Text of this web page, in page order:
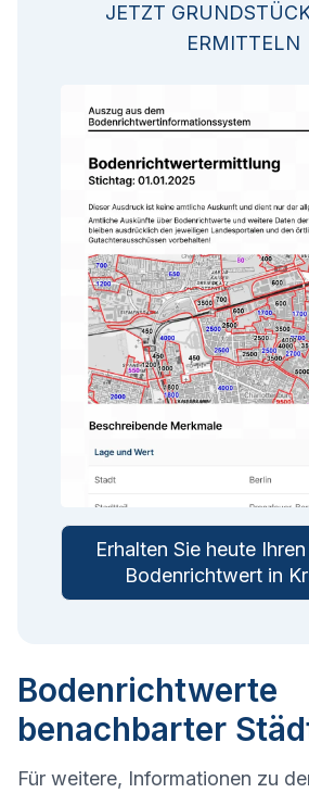
JETZT
ERMITTELN
Erhalten Sie heute
Bodenrichtwert in
Bodenrichtwerte
benachbarter
Für weitere, Informationen zu